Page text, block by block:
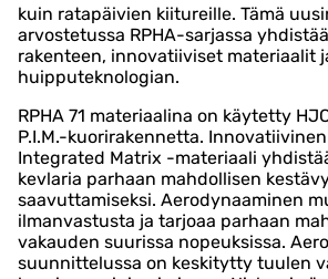
kuin ratapäivien kiitureille. Tämä
arvostetussa RPHA-sarjassa
rakenteen, innovatiiviset materiaalit
huipputeknologian.
RPHA 71 materiaalina on käytetty
P.I.M.-kuorirakennetta.
Integrated Matrix -materiaali
kevlaria parhaan mahdollisen
saavuttamiseksi. Aerodynaaminen
ilmanvastusta ja tarjoaa parhaan
vakauden suurissa nopeuksissa.
suunnittelussa on keskitytty tuulen